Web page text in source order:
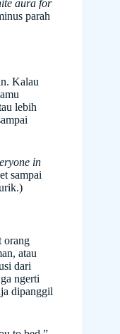
aura for
parah
Kalau
lebih
in
sampai
orang
atau
dari
ngerti
dipanggil